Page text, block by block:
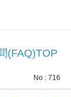
(FAQ)TOP
No : 716